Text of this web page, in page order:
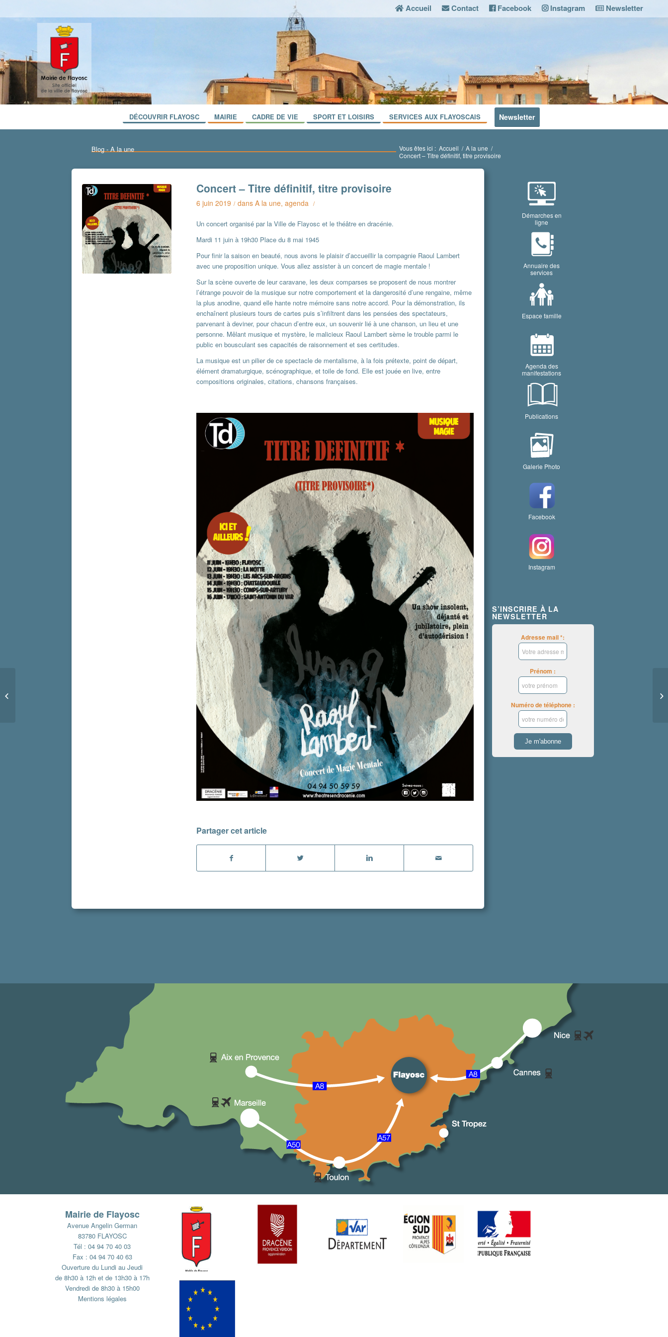
Accueil Contact Facebook Instagram Newsletter
DÉCOUVRIR FLAYOSC MAIRIE CADRE DE VIE SPORT ET LOISIRS SERVICES AUX FLAYOSCAIS Newsletter
Blog - A la une Vous êtes ici : Accueil / A la une /
Concert – Titre définitif, titre provisoire
Concert – Titre définitif, titre provisoire
6 juin 2019 / dansA la une,agenda /
Un concert organisé par la Ville de Flayosc et le théâtre en dracénie.
Mardi 11 juin à 19h30 Place du 8 mai 1945
Pour finir la saison en beauté, nous avons le plaisir d’accueillir la compagnie Raoul Lambert
avec une proposition unique. Vous allez assister à un concert de magie mentale !
Sur la scène ouverte de leur caravane, les deux comparses se proposent de nous montrer
l’étrange pouvoir de la musique sur notre comportement et la dangerosité d’une rengaine, même
la plus anodine, quand elle hante notre mémoire sans notre accord. Pour la démonstration, ils
enchaînent plusieurs tours de cartes puis s’infiltrent dans les pensées des spectateurs,
parvenant à deviner, pour chacun d’entre eux, un souvenir lié à une chanson, un lieu et une
personne. Mêlant musique et mystère, le malicieux Raoul Lambert sème le trouble parmi le
public en bousculant ses capacités de raisonnement et ses certitudes.
La musique est un pilier de ce spectacle de mentalisme, à la fois prétexte, point de départ,
élément dramaturgique, scénographique, et toile de fond. Elle est jouée en live, entre
compositions originales, citations, chansons françaises.
Partager cet article
Démarches en
ligne
Annuaire des
services
Espace famille
Agenda des
manifestations
Publications
Galerie Photo
Facebook
Instagram
S’INSCRIRE À LA
NEWSLETTER
Adresse mail *:
Prénom :
Numéro de téléphone :
Mairie de Flayosc
Avenue Angelin German
83780 FLAYOSC
Tél : 04 94 70 40 03
Fax : 04 94 70 40 63
Ouverture du Lundi au Jeudi
de 8h30 à 12h et de 13h30 à 17h
Vendredi de 8h30 à 15h00
Mentions légales